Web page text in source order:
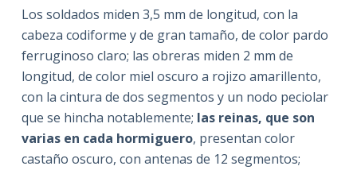
Los soldados miden 3,5 mm de longitud, con la
cabeza codiforme y de gran tamaño, de color pardo
ferruginoso claro; las obreras miden 2 mm de
longitud, de color miel oscuro a rojizo amarillento,
con la cintura de dos segmentos y un nodo peciolar
que se hincha notablemente; las reinas, que son
varias en cada hormiguero, presentan color
castaño oscuro, con antenas de 12 segmentos;